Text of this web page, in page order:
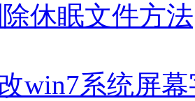
休眠文件方
win7系统屏